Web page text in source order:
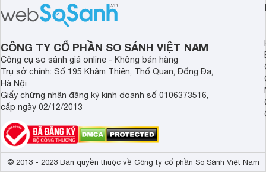
CÔNG TY CỔ PHẦN SO SÁNH VIỆT NAM
Công cụ so sánh giá online - Không bán hàng
Trụ sở chính: Số 195 Khâm Thiên, Thổ Quan, Đống Đa,
Hà Nội
Giấy chứng nhận đăng ký kinh doanh số 0106373516,
cấp ngày 02/12/2013
© 2013 - 2023 Bản quyền thuộc về Công ty cổ phần So Sánh Việt Nam